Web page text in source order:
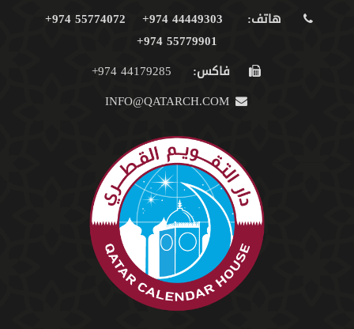
هاتف: 44449303 974+
55774072 974+
55779901 974+
فاكس: